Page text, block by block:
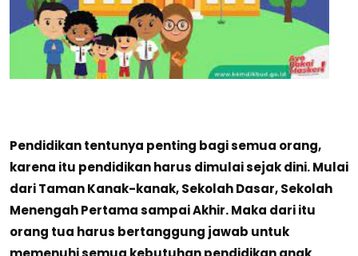
Pendidikan tentunya penting bagi semua orang,
karena itu pendidikan harus dimulai sejak dini. Mulai
dari Taman Kanak-kanak, Sekolah Dasar, Sekolah
Menengah Pertama sampai Akhir. Maka dari itu
orang tua harus bertanggung jawab untuk